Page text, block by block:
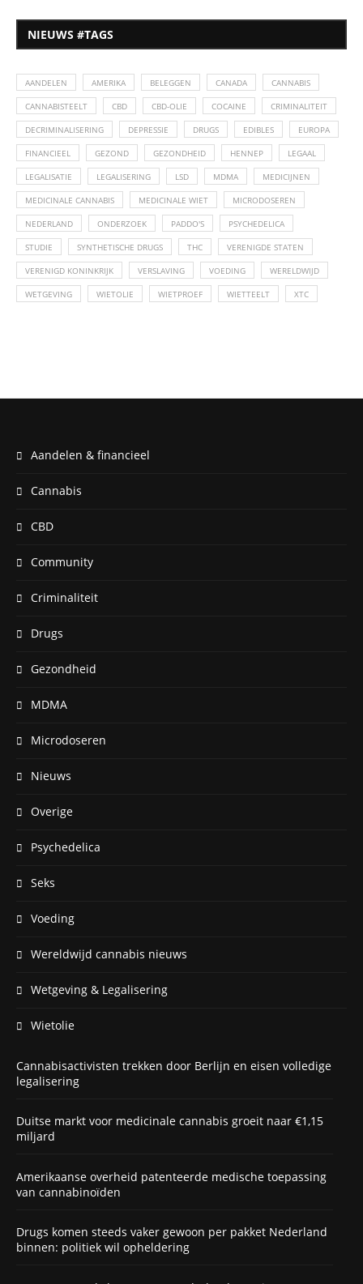
NIEUWS #TAGS
AANDELEN AMERIKA BELEGGEN CANADA CANNABIS
CANNABISTEELT CBD CBD-OLIE COCAINE CRIMINALITEIT
DECRIMINALISERING DEPRESSIE DRUGS EDIBLES EUROPA
FINANCIEEL GEZOND GEZONDHEID HENNEP LEGAAL
LEGALISATIE LEGALISERING LSD MDMA MEDICIJNEN
MEDICINALE CANNABIS MEDICINALE WIET MICRODOSEREN
NEDERLAND ONDERZOEK PADDO'S PSYCHEDELICA
STUDIE SYNTHETISCHE DRUGS THC VERENIGDE STATEN
VERENIGD KONINKRIJK VERSLAVING VOEDING WERELDWIJD
WETGEVING WIETOLIE WIETPROEF WIETTEELT XTC
Aandelen & financieel
Cannabis
CBD
Community
Criminaliteit
Drugs
Gezondheid
MDMA
Microdoseren
Nieuws
Overige
Psychedelica
Seks
Voeding
Wereldwijd cannabis nieuws
Wetgeving & Legalisering
Wietolie
Cannabisactivisten trekken door Berlijn en eisen volledige
legalisering
Duitse markt voor medicinale cannabis groeit naar €1,15
miljard
Amerikaanse overheid patenteerde medische toepassing
van cannabinoïden
Drugs komen steeds vaker gewoon per pakket Nederland
binnen: politiek wil opheldering